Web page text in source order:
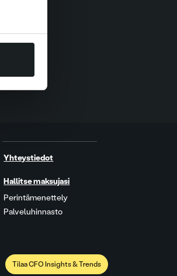
Yhteystiedot
Hallitse maksujasi
Perintämenettely
Palveluhinnasto
Tilaa CFO Insights & Trends